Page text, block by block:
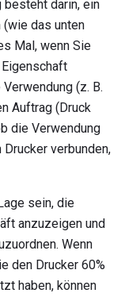
besteht darin, ein
das unten
Mal, wenn Sie
(z. B.
Auftrag (Druck
die Verwendung
verbunden,
sein, die
anzuzeigen und
Wenn
den Drucker 60%
haben, können